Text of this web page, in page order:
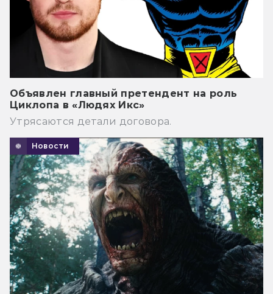
Объявлен главный претендент на роль
Циклопа в «Людях Икс»
Утрясаются детали договора.
Новости